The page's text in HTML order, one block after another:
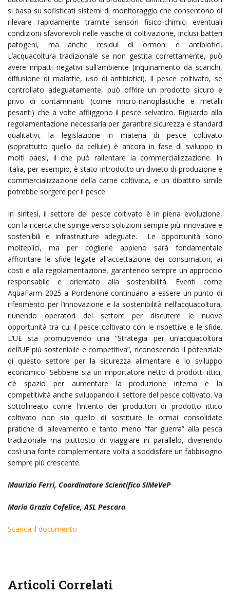
si basa su sofisticati sistemi di monitoraggio che consentono di
rilevare rapidamente tramite sensori fisico-chimici eventuali
condizioni sfavorevoli nelle vasche di coltivazione, inclusi batteri
patogeni, ma anche residui di ormoni e antibiotici.
L’acquacoltura tradizionale se non gestita correttamente, può
avere impatti negativi sull’ambiente (inquinamento da scarichi,
diffusione di malattie, uso di antibiotici). Il pesce coltivato, se
controllato adeguatamente, può offrire un prodotto sicuro e
privo di contaminanti (come micro-nanoplastiche e metalli
pesanti) che a volte affliggono il pesce selvatico. Riguardo alla
regolamentazione necessaria per garantire sicurezza e standard
qualitativi, la legislazione in materia di pesce coltivato
(soprattutto quello da cellule) è ancora in fase di sviluppo in
molti paesi, il che può rallentare la commercializzazione. In
Italia, per esempio, è stato introdotto un divieto di produzione e
commercializzazione della carne coltivata, e un dibattito simile
potrebbe sorgere per il pesce.
In sintesi, il settore del pesce coltivato è in piena evoluzione,
con la ricerca che spinge verso soluzioni sempre più innovative e
sostenibili e infrastrutture adeguate. Le opportunità sono
molteplici, ma per coglierle appieno sarà fondamentale
affrontare le sfide legate all’accettazione dei consumatori, ai
costi e alla regolamentazione, garantendo sempre un approccio
responsabile e orientato alla sostenibilità. Eventi come
AquaFarm 2025 a Pordenone continuano a essere un punto di
riferimento per l’innovazione e la sostenibilità nell’acquacoltura,
riunendo operatori del settore per discutere le nuove
opportunità tra cui il pesce coltivato con le rispettive e le sfide.
L’UE sta promuovendo una “Strategia per un’acquacoltura
dell’UE più sostenibile e competitiva”, riconoscendo il potenziale
di questo settore per la sicurezza alimentare e lo sviluppo
economico. Sebbene sia un importatore netto di prodotti ittici,
c’è spazio per aumentare la produzione interna e la
competitività anche sviluppando il settore del pesce coltivato. Va
sottolineato come l’intento dei produttori di prodotto ittico
coltivato non sia quello di sostituire le ormai consolidate
pratiche di allevamento e tanto meno “far guerra” alla pesca
tradizionale ma piuttosto di viaggiare in parallelo, divenendo
così una fonte complementare volta a soddisfare un fabbisogno
sempre più crescente.
Maurizio Ferri, Coordinatore Scientifico SIMeVeP
Maria Grazia Cofelice, ASL Pescara
Scarica il documento
Articoli Correlati